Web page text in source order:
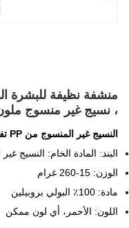
، نسيج غير منسوج
النسيج غير المنسوج من PP تفاصيل سريعة:
البند: المادة الخام: النسيج
الوزن: 15-260 غرام
مادة: 100٪ البولي بروبيلين
اللون: الأحمر، أي لون ممكن